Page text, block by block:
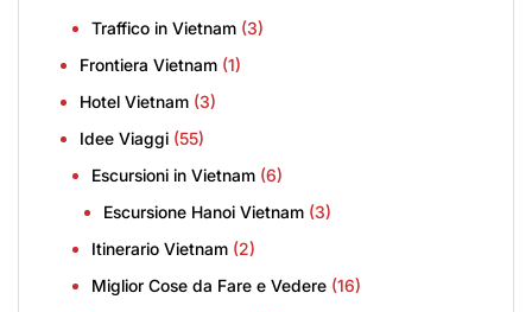
Traffico in Vietnam (3)
Frontiera Vietnam (1)
Hotel Vietnam (3)
Idee Viaggi (55)
Escursioni in Vietnam (6)
Escursione Hanoi Vietnam (3)
Itinerario Vietnam (2)
Miglior Cose da Fare e Vedere (16)